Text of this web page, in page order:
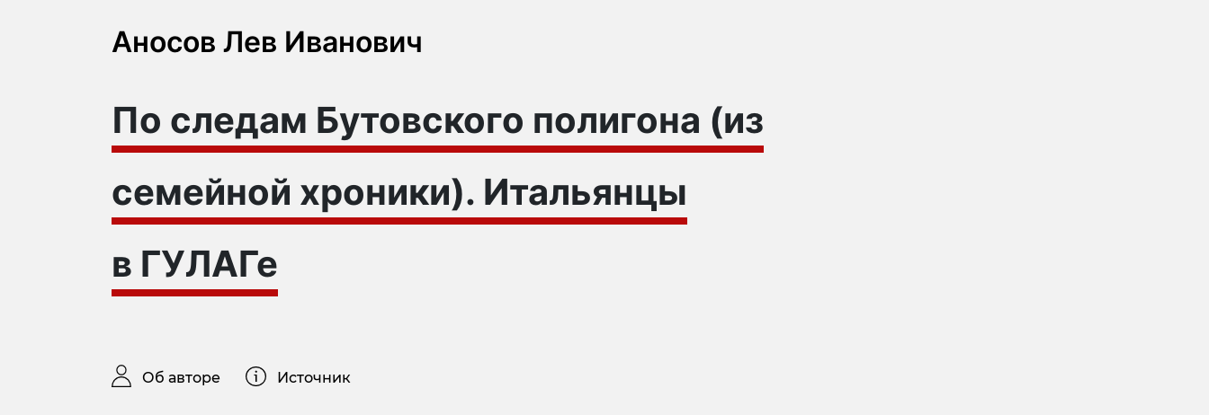
Аносов Лев Иванович
По следам Бутовского полигона (из
семейной хроники). Итальянцы
в ГУЛАГе
Об авторе Источник